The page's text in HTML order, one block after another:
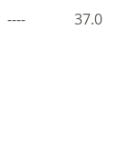
---- 37.0